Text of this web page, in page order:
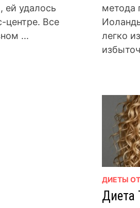
ей удалось
центре. Все
...
метода
легко
ДИЕТЫ
Диета